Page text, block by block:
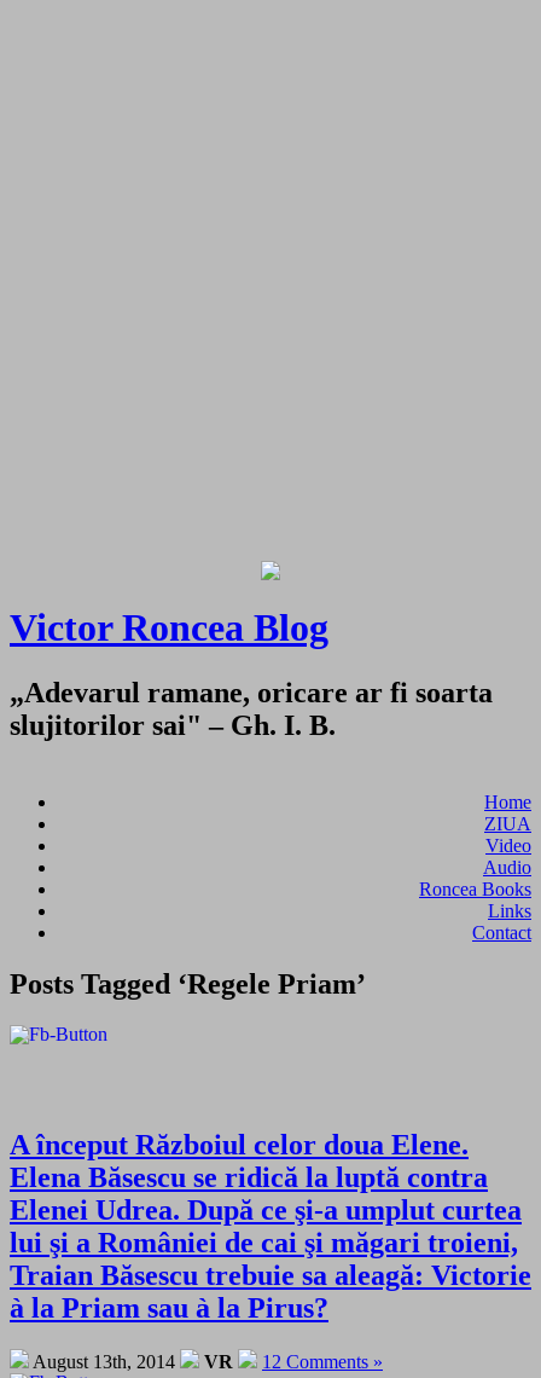
Victor Roncea Blog
„Adevarul ramane, oricare ar fi soarta
slujitorilor sai" – Gh. I. B.
Home
ZIUA
Video
Audio
Roncea Books
Links
Contact
Posts Tagged ‘Regele Priam’
A început Războiul celor doua Elene.
Elena Băsescu se ridică la luptă contra
Elenei Udrea. După ce şi-a umplut curtea
lui şi a României de cai şi măgari troieni,
Traian Băsescu trebuie sa aleagă: Victorie
à la Priam sau à la Pirus?
August 13th, 2014 VR 12 Comments »